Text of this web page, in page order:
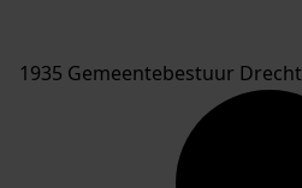
1935 Gemeentebestuur